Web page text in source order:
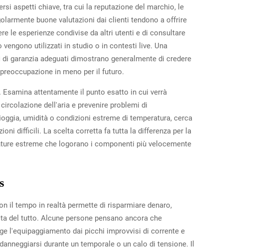
aspetti chiave, tra cui la reputazione del marchio, le
buone valutazioni dai clienti tendono a offrire
le esperienze condivise da altri utenti e di consultare
utilizzati in studio o in contesti live. Una
garanzia adeguati dimostrano generalmente di credere
in meno per il futuro.
attentamente il punto esatto in cui verrà
dell'aria e prevenire problemi di
umidità o condizioni estreme di temperatura, cerca
difficili. La scelta corretta fa tutta la differenza per la
estreme che logorano i componenti più velocemente
il tempo in realtà permette di risparmiare denaro,
del tutto. Alcune persone pensano ancora che
l'equipaggiamento dai picchi improvvisi di corrente e
durante un temporale o un calo di tensione. Il